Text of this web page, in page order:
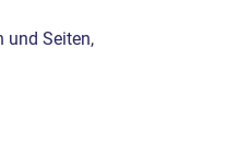
und Seiten,